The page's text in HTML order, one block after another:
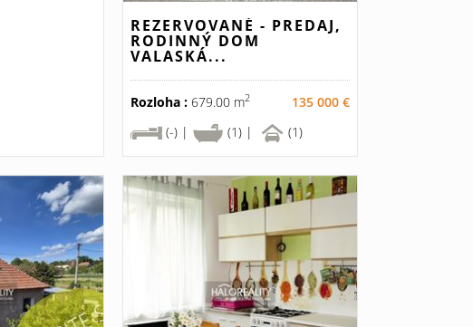
REZERVOVANÉ - PREDAJ,
RODINNÝ DOM
VALASKÁ...
Rozloha : 679.00 m2
135 000 €
(-) |
(1) | (1)